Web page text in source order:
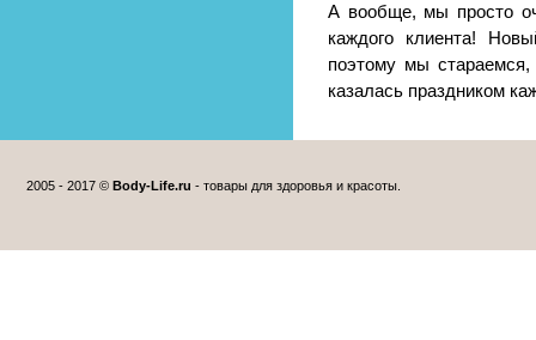
А вообще, мы просто
каждого клиента!
поэтому мы
казалась праздником
2005 - 2017 © Body-Life.ru - товары для здоровья и красоты.